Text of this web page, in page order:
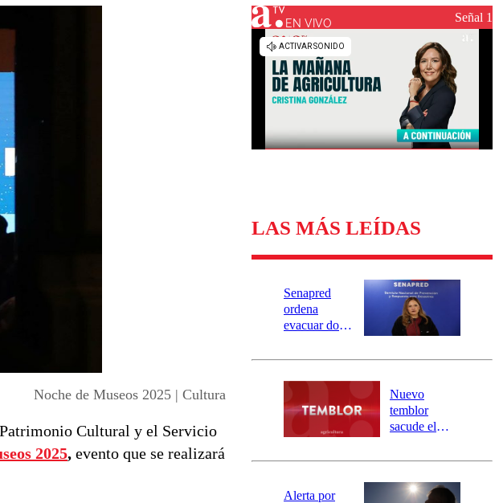
Universidad de Chile
Sustentabilidad
Noche de Museos 2025 | Cultura
Cultural y el Servicio
2025, evento que se realizará
EN VIVO Señal 1
LAS MÁS LEÍDAS
Senapred
ordena
evacuar dos
Carahue por
río Damas:
activa
mensajería
SAE
Nuevo
temblor
sacude el
revisa la
epicentro
Alerta por